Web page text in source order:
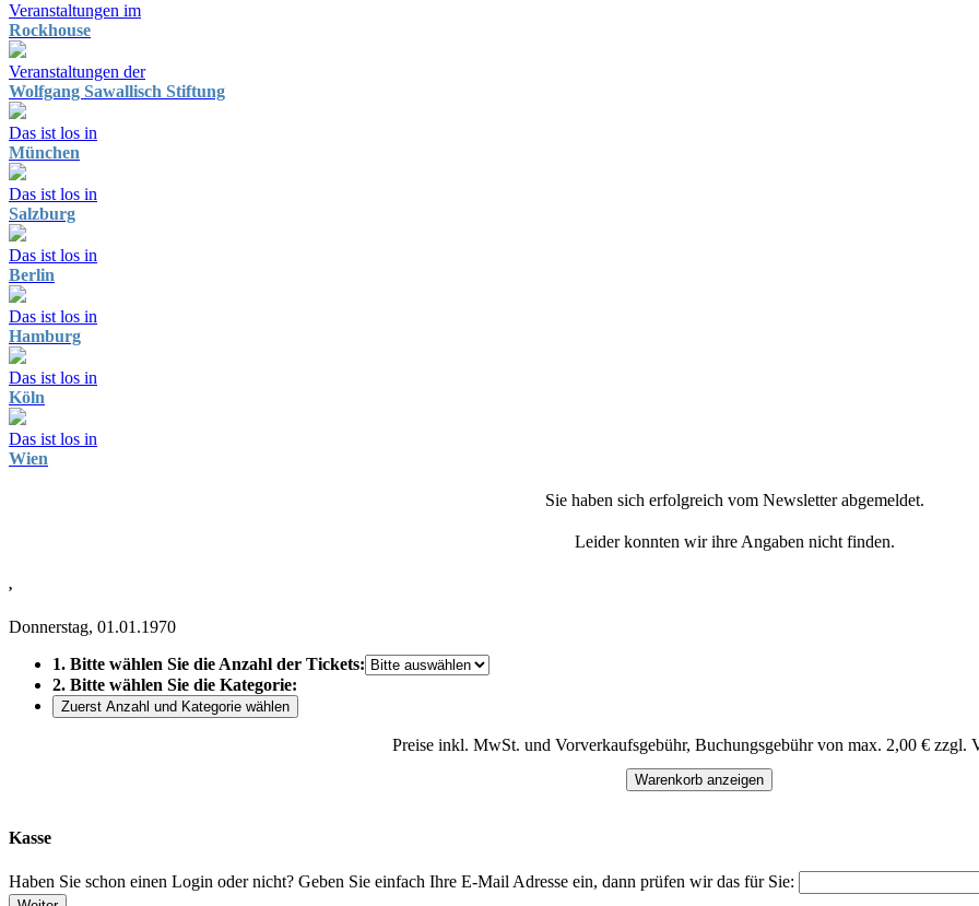
Veranstaltungen im
Rockhouse
Veranstaltungen der
Wolfgang Sawallisch Stiftung
Das ist los in
München
Das ist los in
Salzburg
Das ist los in
Berlin
Das ist los in
Hamburg
Das ist los in
Köln
Das ist los in
Wien
Sie haben sich erfolgreich vom Newsletter abgemeldet.
Leider konnten wir ihre Angaben nicht finden.
,
Donnerstag, 01.01.1970
1. Bitte wählen Sie die Anzahl der Tickets:
2. Bitte wählen Sie die Kategorie:
Zuerst Anzahl und Kategorie wählen
Preise inkl. MwSt. und Vorverkaufsgebühr, Buchungsgebühr von max. 2,00 € zzgl.
Warenkorb anzeigen
Kasse
Haben Sie schon einen Login oder nicht? Geben Sie einfach Ihre E-Mail Adresse ein, dann prüfen wir das für Sie: